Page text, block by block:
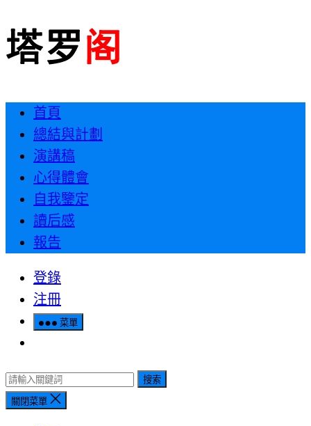
首頁
總結與計劃
演講稿
心得體會
自我鑒定
讀后感
報告
登錄
注冊
菜單
搜索
關閉菜單